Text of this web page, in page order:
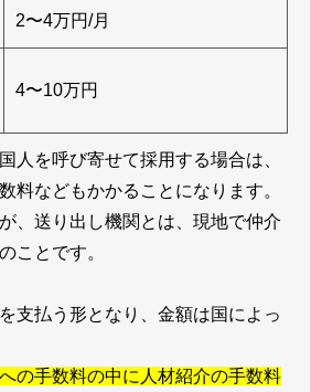
2〜4万円/月
4〜10万円
人を呼び寄せて採用する場合は、
料などもかかることになります。
、送り出し機関とは、現地で仲介
ことです。
支払う形となり、金額は国によっ
の手数料の中に人材紹介の手数料